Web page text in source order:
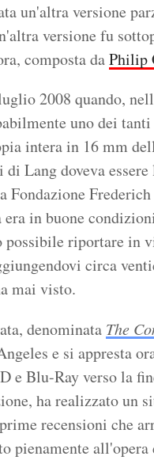
un'altra versione
versione fu
composta daPhilip
2008 quando,
uno dei
intera in 16 mm
Lang doveva
Fondazione
in buone
possibile riportare in
circa
mai visto.
denominata The
e si appresta
e Blu-Ray verso la
ha realizzato un
recensioni che
pienamente